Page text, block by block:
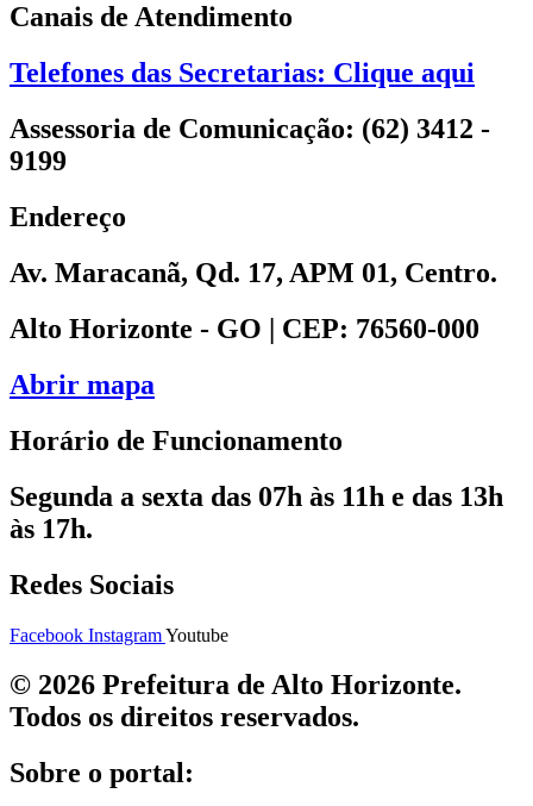
Canais de Atendimento
Telefones das Secretarias: Clique aqui
Assessoria de Comunicação: (62) 3412 -
9199
Endereço
Av. Maracanã, Qd. 17, APM 01, Centro.
Alto Horizonte - GO | CEP: 76560-000
Abrir mapa
Horário de Funcionamento
Segunda a sexta das 07h às 11h e das 13h
às 17h.
Redes Sociais
Facebook InstagramYoutube
© 2026 Prefeitura de Alto Horizonte.
Todos os direitos reservados.
Sobre o portal: